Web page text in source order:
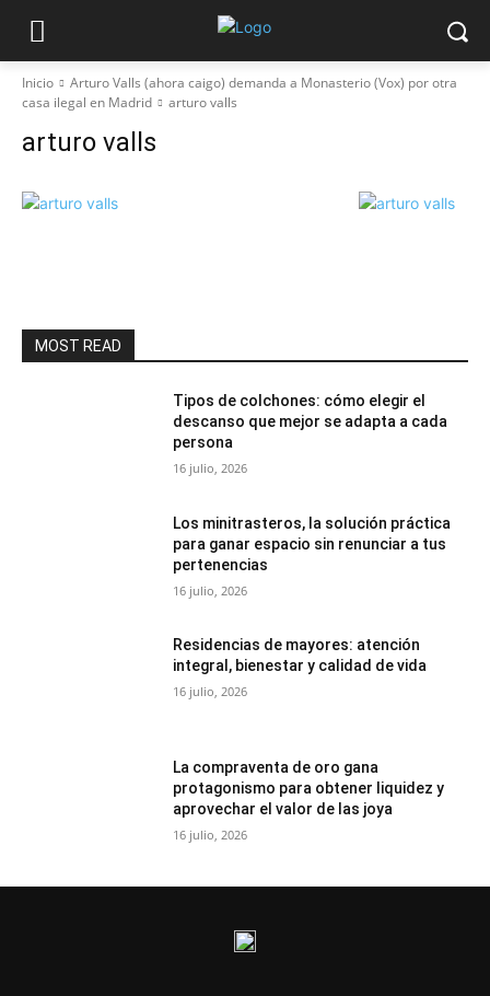
Inicio
Arturo Valls (ahora caigo) demanda a Monasterio (Vox) por otra
casa ilegal en Madrid
arturo valls
arturo valls
MOST READ
Tipos de colchones: cómo elegir el
descanso que mejor se adapta a cada
persona
16 julio, 2026
Los minitrasteros, la solución práctica
para ganar espacio sin renunciar a tus
pertenencias
16 julio, 2026
Residencias de mayores: atención
integral, bienestar y calidad de vida
16 julio, 2026
La compraventa de oro gana
protagonismo para obtener liquidez y
aprovechar el valor de las joya
16 julio, 2026